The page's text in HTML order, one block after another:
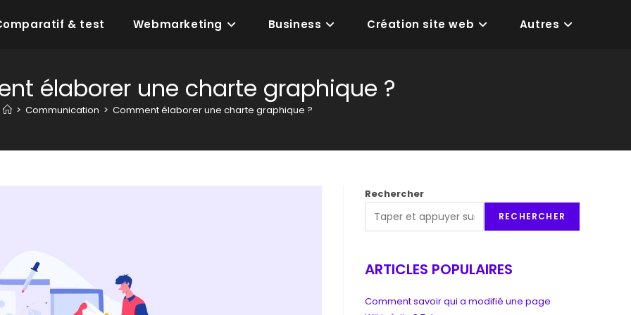
& test Webmarketing Business Création site web Autres
élaborer une charte graphique ?
> Communication > Comment élaborer une charte graphique ?
Rechercher
RECHERCHER
ARTICLES POPULAIRES
Comment savoir qui a modifié une page